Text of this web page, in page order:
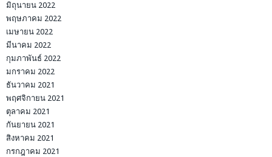
มิถุนายน 2022
พฤษภาคม 2022
เมษายน 2022
มีนาคม 2022
กุมภาพันธ์ 2022
มกราคม 2022
ธันวาคม 2021
พฤศจิกายน 2021
ตุลาคม 2021
กันยายน 2021
สิงหาคม 2021
กรกฎาคม 2021